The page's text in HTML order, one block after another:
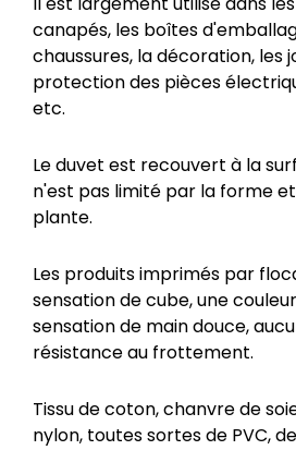
canapés, les boîtes
chaussures, la décoration, les
protection des pièces
etc.
Le duvet est recouvert à la
n'est pas limité par la forme
plante.
Les produits imprimés par
sensation de cube, une
sensation de main douce,
résistance au frottement.
Tissu de coton, chanvre de
nylon, toutes sortes de PVC,